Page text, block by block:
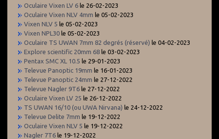
Oculaire Vixen LV 6 le 26-02-2023
Oculaire Vixen NLV 4mm le 05-02-2023
Vixen NLV 5 le 05-02-2023
Vixen NPL30 le 05-02-2023
Oculaire TS UWAN 7mm 82 degrés (réservé) le 04-02-2023
Explore scientific 20mm 68 le 03-02-2023
Pentax SMC XL 10.5 le 29-01-2023
Televue Panoptic 19mm le 16-01-2023
Televue Panoptic 24mm le 27-12-2022
Televue Nagler 9T6 le 27-12-2022
Oculaire Vixen LV 25 le 26-12-2022
TS UWAN 16/10 (ou UWA Nirvana) le 24-12-2022
Televue Delite 7mm le 19-12-2022
Oculaire Vixen NLV 5 le 19-12-2022
Nagler 7T6 le 19-12-2022